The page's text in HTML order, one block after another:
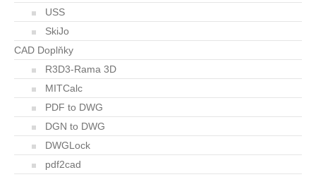
USS
SkiJo
CAD Doplňky
R3D3-Rama 3D
MITCalc
PDF to DWG
DGN to DWG
DWGLock
pdf2cad